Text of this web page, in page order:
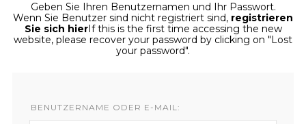
Geben Sie Ihren Benutzernamen und Ihr Passwort.
Wenn Sie Benutzer sind nicht registriert sind, registrieren
Sie sich hierIf this is the first time accessing the new
website, please recover your password by clicking on "Lost
your password".
BENUTZERNAME ODER E-MAIL: